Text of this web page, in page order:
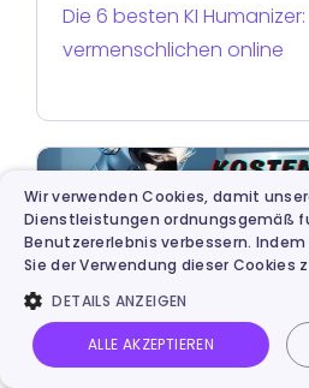
Die 6 besten KI Humanizer:
vermenschlichen online
Wir verwenden Cookies, damit
Dienstleistungen ordnungsgemäß
Benutzererlebnis verbessern.
Sie der Verwendung dieser Cookies
DETAILS ANZEIGEN
ALLE AKZEPTIEREN